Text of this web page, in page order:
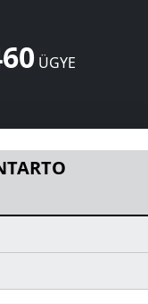
ÜGYE
Mihály u 5